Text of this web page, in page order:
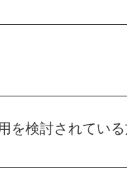
検討されている